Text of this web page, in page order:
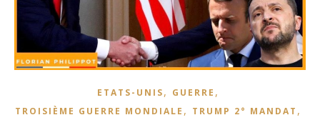
ETATS-UNIS, GUERRE ,
TROISIÈME GUERRE MONDIALE , TRUMP 2° MANDAT ,